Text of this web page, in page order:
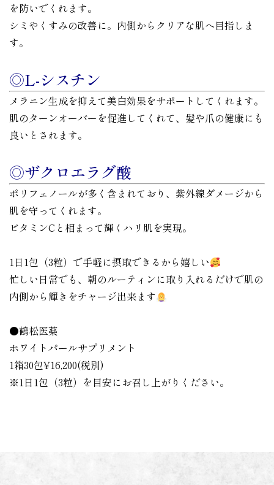
を防いでくれます。
シミやくすみの改善に。内側からクリアな肌へ目指しま
す。
◎L-シスチン
メラニン生成を抑えて美白効果をサポートしてくれます。
肌のターンオーバーを促進してくれて、髪や爪の健康にも
良いとされます。
◎ザクロエラグ酸
ポリフェノールが多く含まれており、紫外線ダメージから
肌を守ってくれます。
ビタミンCと相まって輝くハリ肌を実現。
1日1包（3粒）で手軽に摂取できるから嬉しい
忙しい日常でも、朝のルーティンに取り入れるだけで肌の
内側から輝きをチャージ出来ます
●鶴松医薬
ホワイトパールサプリメント
1箱30包¥16,200(税別)
※1日1包（3粒）を目安にお召し上がりください。